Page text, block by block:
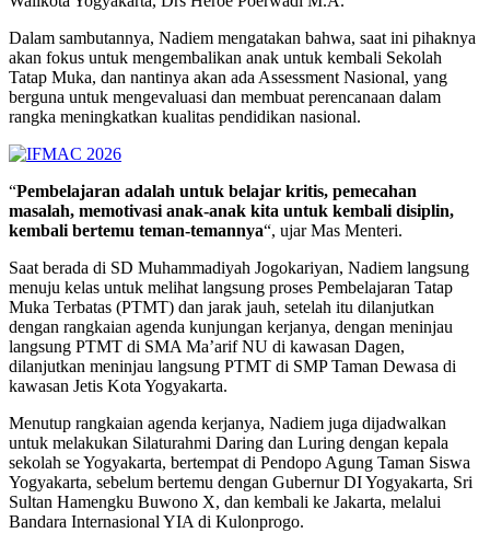
Dalam sambutannya, Nadiem mengatakan bahwa, saat ini pihaknya
akan fokus untuk mengembalikan anak untuk kembali Sekolah
Tatap Muka, dan nantinya akan ada Assessment Nasional, yang
berguna untuk mengevaluasi dan membuat perencanaan dalam
rangka meningkatkan kualitas pendidikan nasional.
“Pembelajaran adalah untuk belajar kritis, pemecahan
masalah, memotivasi anak-anak kita untuk kembali disiplin,
kembali bertemu teman-temannya“, ujar Mas Menteri.
Saat berada di SD Muhammadiyah Jogokariyan, Nadiem langsung
menuju kelas untuk melihat langsung proses Pembelajaran Tatap
Muka Terbatas (PTMT) dan jarak jauh, setelah itu dilanjutkan
dengan rangkaian agenda kunjungan kerjanya, dengan meninjau
langsung PTMT di SMA Ma’arif NU di kawasan Dagen,
dilanjutkan meninjau langsung PTMT di SMP Taman Dewasa di
kawasan Jetis Kota Yogyakarta.
Menutup rangkaian agenda kerjanya, Nadiem juga dijadwalkan
untuk melakukan Silaturahmi Daring dan Luring dengan kepala
sekolah se Yogyakarta, bertempat di Pendopo Agung Taman Siswa
Yogyakarta, sebelum bertemu dengan Gubernur DI Yogyakarta, Sri
Sultan Hamengku Buwono X, dan kembali ke Jakarta, melalui
Bandara Internasional YIA di Kulonprogo.